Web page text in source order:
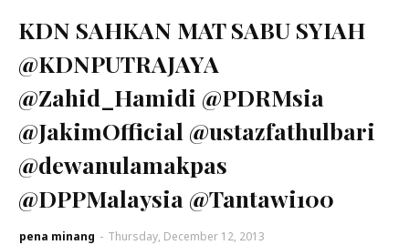
KDN SAHKAN MAT SABU SYIAH
@KDNPUTRAJAYA
@Zahid_Hamidi @PDRMsia
@JakimOfficial @ustazfathulbari
@dewanulamakpas
@DPPMalaysia @Tantawi100
pena minang - Thursday, December 12, 2013